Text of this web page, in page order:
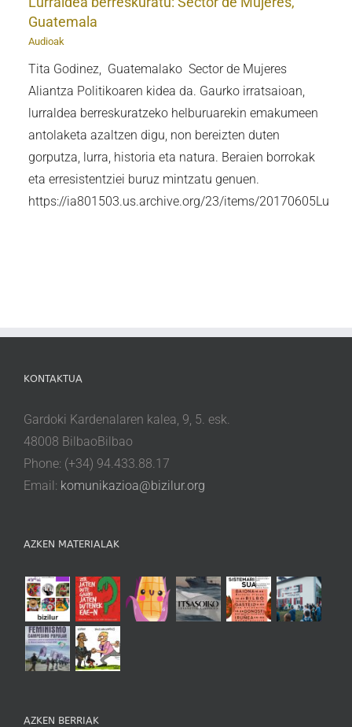
Guatemala
Audioak
Tita Godinez, Guatemalako Sector de Mujeres
Aliantza Politikoaren kidea da. Gaurko irratsaioan,
lurraldea berreskuratzeko helburuarekin emakumeen
antolaketa azaltzen digu, non bereizten duten
gorputza, lurra, historia eta natura. Beraien borrokak
eta erresistentziei buruz mintzatu genuen.
https://ia801503.us.archive.org/23/items/
KONTAKTUA
Gardoki Kardenalaren kalea, 9, 5. esk.
48008 BilbaoBilbao
Phone: (+34) 94.433.88.17
Email: komunikazioa@bizilur.org
AZKEN MATERIALAK
AZKEN BERRIAK